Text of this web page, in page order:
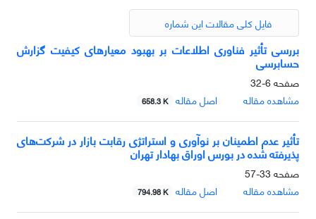
فایل کلی مقالات این شماره
بررسی تأثیر فناوری اطلاعات بر بهبود معیارهای کیفیت گزارش
حسابرسی
صفحه6-32
مشاهده مقاله
اصل مقاله 658.3 K
تأثیر عدم اطمینان بر نوآوری و استراتژی رقابت بازار در شرکت‌های
پذیرفته شده در بورس اوراق بهادار تهران
صفحه 33-57
مشاهده مقاله
اصل مقاله 794.98 K